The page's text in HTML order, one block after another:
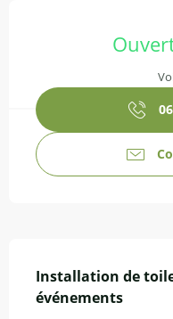
Installation de
événements